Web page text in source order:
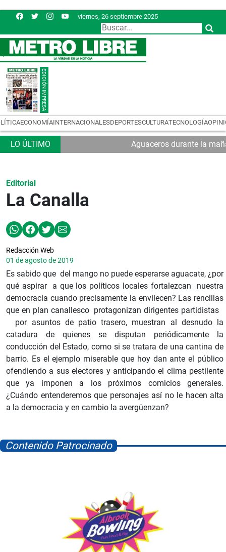
viernes, 26 septiembre 2025
ECONOMÍAINTERNACIONALESDEPORTESCULTURATECNOLOGÍA
Aguaceros durante la
Editorial
La Canalla
Redacción Web
01 de agosto de 2019
Es sabido que del mango no puede esperarse aguacate, ¿por
qué aspirar a que los políticos locales fortalezcan nuestra
democracia cuando precisamente la envilecen? Las rencillas
que en plan canallesco protagonizan dirigentes partidistas
por asuntos de patio trasero, muestran al desnudo la
catadura de quienes se disputan periódicamente la
conducción del Estado, como si se tratara de una cantina de
barrio. Es el ejemplo miserable que hoy dan ante el público
ofendiendo a sus electores y anticipando el clima pestilente
que ya imponen a los próximos comicios generales.
¿Cuándo entenderemos que personajes así no le hacen alta
a la democracia y en cambio la avergüenzan?
Contenido Patrocinado